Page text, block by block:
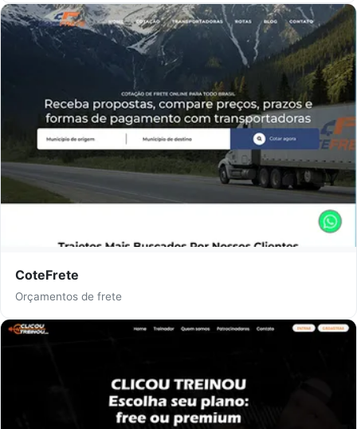
CoteFrete
Orçamentos de frete